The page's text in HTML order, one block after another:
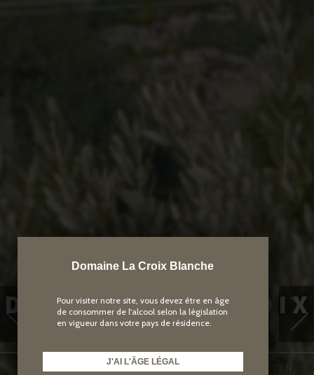
Welcome
DOMAINE LA CROIX
BLANCHE
✻
ORGANIC WINE DOMAIN IN SAINT-MARTIN
Domaine La Croix Blanche
Pour visiter notre site, vous devez être en âge
de consommer de l'alcool selon la législation
en vigueur dans votre pays de résidence.
J'AI L'ÂGE LÉGAL